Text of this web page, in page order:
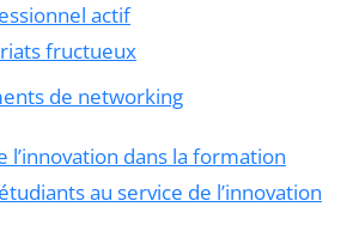
actif
fructueux
de networking
l’innovation dans la formation
au service de l’innovation